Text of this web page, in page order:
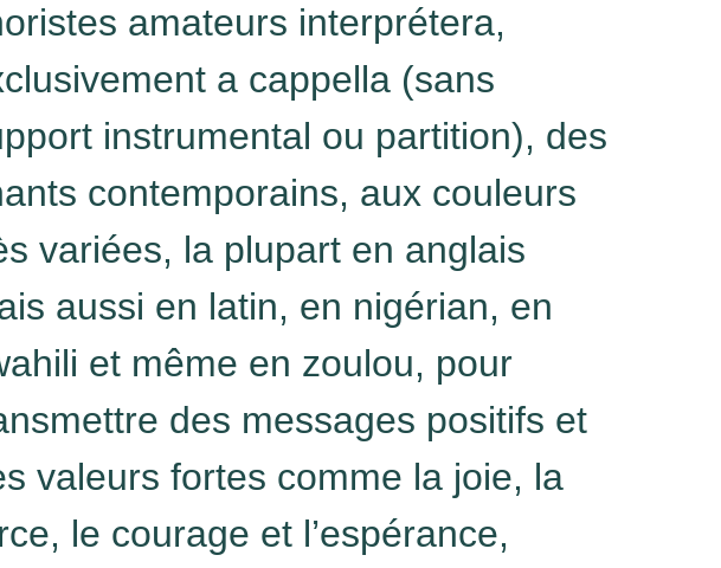
amateurs interprétera,
a cappella (sans
instrumental ou partition), des
contemporains, aux couleurs
variées, la plupart en anglais
aussi en latin, en nigérian, en
et même en zoulou, pour
des messages positifs et
valeurs fortes comme la joie, la
le courage et l’espérance,